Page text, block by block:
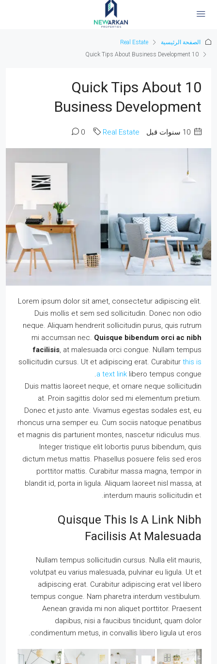
الصفحة الرئيسية
Real Estate
10 Quick Tips About Business Development
10 Quick Tips About
Business Development
Real Estate
0
Lorem ipsum dolor sit amet, consectetur adipiscing elit.
Duis mollis et sem sed sollicitudin. Donec non odio
neque. Aliquam hendrerit sollicitudin purus, quis rutrum
mi accumsan nec. Quisque bibendum orci ac nibh
facilisis, at malesuada orci congue. Nullam tempus
sollicitudin cursus. Ut et adipiscing erat. Curabitur this is
a text link libero tempus congue.
Duis mattis laoreet neque, et ornare neque sollicitudin
at. Proin sagittis dolor sed mi elementum pretium.
Donec et justo ante. Vivamus egestas sodales est, eu
rhoncus urna semper eu. Cum sociis natoque penatibus
et magnis dis parturient montes, nascetur ridiculus mus.
Integer tristique elit lobortis purus bibendum, quis
dictum metus mattis. Phasellus posuere felis sed eros
porttitor mattis. Curabitur massa magna, tempor in
blandit id, porta in ligula. Aliquam laoreet nisl massa, at
interdum mauris sollicitudin et.
Quisque This Is A Link Nibh
Facilisis At Malesuada
Nullam tempus sollicitudin cursus. Nulla elit mauris,
volutpat eu varius malesuada, pulvinar eu ligula. Ut et
adipiscing erat. Curabitur adipiscing erat vel libero
tempus congue. Nam pharetra interdum vestibulum.
Aenean gravida mi non aliquet porttitor. Praesent
dapibus, nisi a faucibus tincidunt, quam dolor
condimentum metus, in convallis libero ligula ut eros.